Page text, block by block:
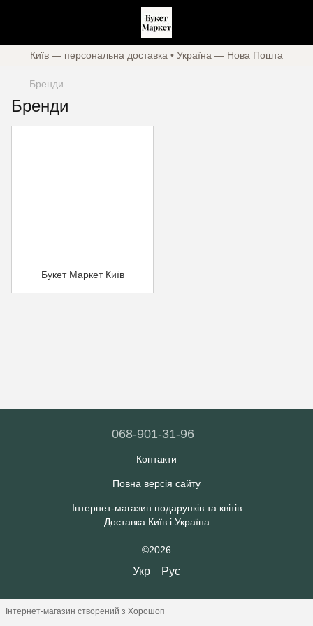
Київ — персональна доставка • Україна — Нова Пошта
Бренди
Бренди
Букет Маркет Київ
068-901-31-96
Контакти
Повна версія сайту
Інтернет-магазин подарунків та квітів
Доставка Київ і Україна
©2026
Укр Рус
Інтернет-магазин створений з Хорошоп